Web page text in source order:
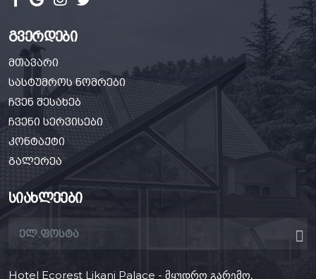
გვერდები
მთავარი
სასტუმროს ნომრები
ჩვენ შესახებ
ჩვენი სერვისები
კონტაქტი
გალერეა
სიახლეები
Hotel Ecorest Likani Palace - მყუდრო გარემო,